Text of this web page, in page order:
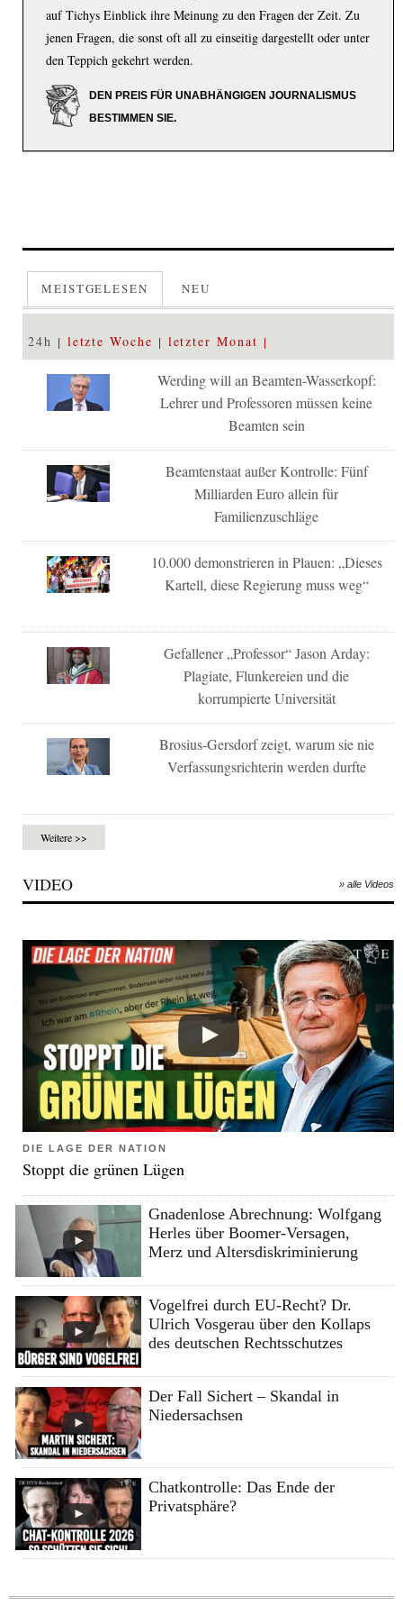
auf Tichys Einblick ihre Meinung zu den Fragen der Zeit. Zu
jenen Fragen, die sonst oft all zu einseitig dargestellt oder unter
den Teppich gekehrt werden.
DEN PREIS FÜR UNABHÄNGIGEN JOURNALISMUS
BESTIMMEN SIE.
MEISTGELESEN NEU
24h letzte Woche letzter Monat
Werding will an Beamten-Wasserkopf:
Lehrer und Professoren müssen keine
Beamten sein
Beamtenstaat außer Kontrolle: Fünf
Milliarden Euro allein für
Familienzuschläge
10.000 demonstrieren in Plauen: „Dieses
Kartell, diese Regierung muss weg“
Gefallener „Professor“ Jason Arday:
Plagiate, Flunkereien und die
korrumpierte Universität
Brosius-Gersdorf zeigt, warum sie nie
Verfassungsrichterin werden durfte
Weitere >>
VIDEO » alle Videos
DIE LAGE DER NATION
Stoppt die grünen Lügen
Gnadenlose Abrechnung: Wolfgang
Herles über Boomer-Versagen,
Merz und Altersdiskriminierung
Vogelfrei durch EU-Recht? Dr.
Ulrich Vosgerau über den Kollaps
des deutschen Rechtsschutzes
Der Fall Sichert – Skandal in
Niedersachsen
Chatkontrolle: Das Ende der
Privatsphäre?